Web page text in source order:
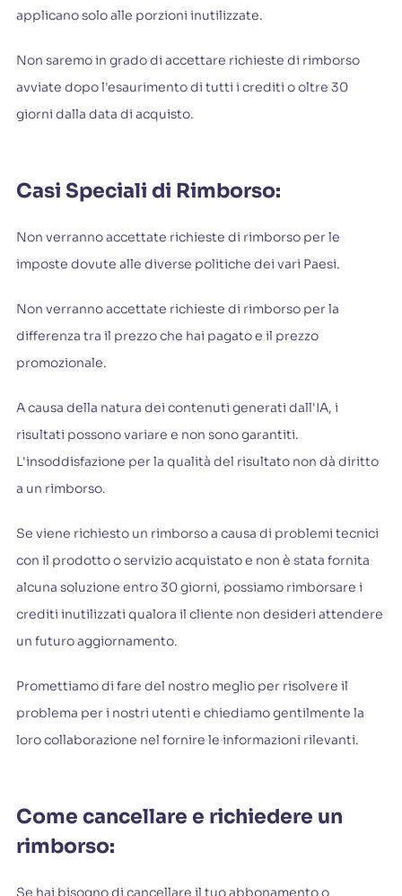
applicano solo alle porzioni inutilizzate.
Non saremo in grado di accettare richieste di rimborso
avviate dopo l'esaurimento di tutti i crediti o oltre 30
giorni dalla data di acquisto.
Casi Speciali di Rimborso:
Non verranno accettate richieste di rimborso per le
imposte dovute alle diverse politiche dei vari Paesi.
Non verranno accettate richieste di rimborso per la
differenza tra il prezzo che hai pagato e il prezzo
promozionale.
A causa della natura dei contenuti generati dall'IA, i
risultati possono variare e non sono garantiti.
L'insoddisfazione per la qualità del risultato non dà diritto
a un rimborso.
Se viene richiesto un rimborso a causa di problemi tecnici
con il prodotto o servizio acquistato e non è stata fornita
alcuna soluzione entro 30 giorni, possiamo rimborsare i
crediti inutilizzati qualora il cliente non desideri attendere
un futuro aggiornamento.
Promettiamo di fare del nostro meglio per risolvere il
problema per i nostri utenti e chiediamo gentilmente la
loro collaborazione nel fornire le informazioni rilevanti.
Come cancellare e richiedere un
rimborso:
Se hai bisogno di cancellare il tuo abbonamento o